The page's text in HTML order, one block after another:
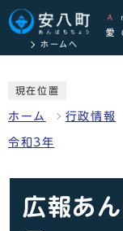
ホームへ
現在位置
ホーム 行政情報
令和3年
広報あ